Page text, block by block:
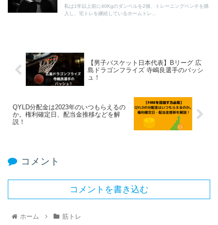
私は1年以上前に40Kgのダンベルを2個、トレーニングベンチを購
入し、宅トレを継続しているホームトレ...
【男子バスケット日本代表】Bリーグ 広
島ドラゴンフライズ 寺嶋良選手のバッシ
ュ！
QYLD分配金は2023年のいつもらえるの
か。権利確定日、配当金推移などを解
説！
コメント
コメントを書き込む
ホーム 筋トレ